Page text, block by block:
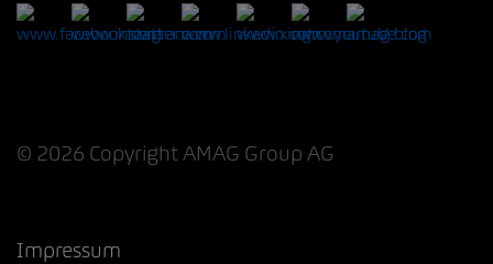
© 2026 Copyright AMAG Group AG
Impressum